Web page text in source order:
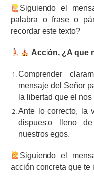
Siguiendo el
palabra o frase o
recordar este texto?
Acción, ¿A que
Comprender
mensaje del Señor
la libertad que el nos
Ante lo correcto, la
dispuesto lleno
nuestros egos.
‍Siguiendo el
acción concreta que te